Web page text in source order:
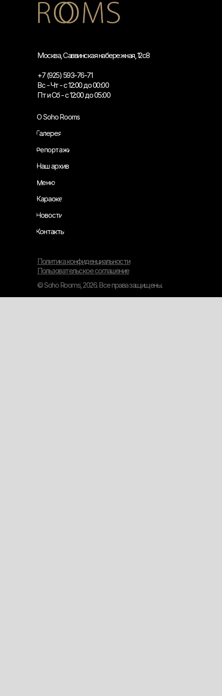
Москва, Саввинская набережная, 12с8
+7 (925) 593-76-71
Вс - Чт - с 12:00 до 00:00
Пт и Сб - с 12:00 до 05:00
Пользовательское соглашение
Политика конфиденциальности
О Soho Rooms
Галерея
Репортажи
Наш архив
Меню
Караоке
Новости
Контакты
© Soho Rooms, 2026. Все права защищены.